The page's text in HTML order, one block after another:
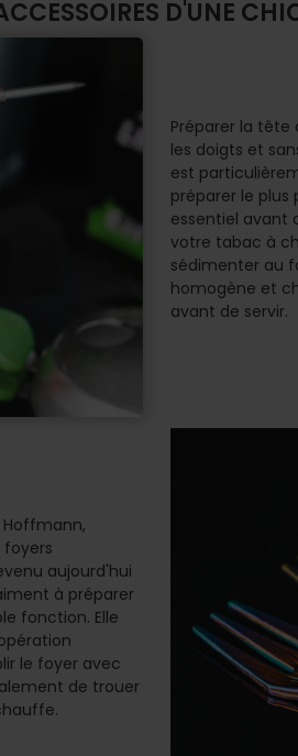
D'UNE
Préparer la
les doigts et
est
préparer le
essentiel avant
votre tabac à
sédimenter au
homogène et
avant de servir.
aujourd'hui
à préparer
fonction. Elle
le foyer avec
de trouer